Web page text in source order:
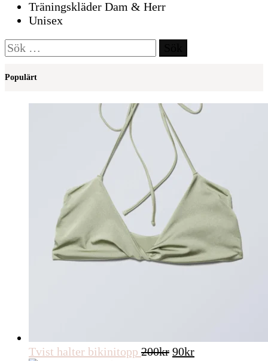
Träningskläder Dam & Herr
Unisex
Sök
efter:
Populärt
Tvist halter bikinitopp 200kr Det
90krDet